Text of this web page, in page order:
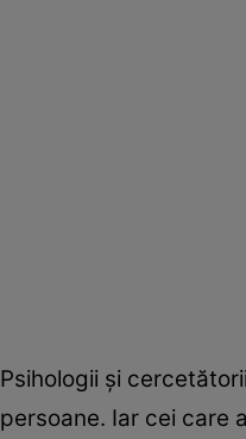
Psihologii și
persoane. Iar cei care